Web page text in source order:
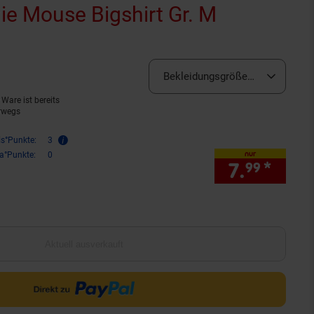
Mouse Bigshirt Gr. M
Ware ist bereits
3
0
Bekleidungsgröße:M (derzeit
nur
7.99 *